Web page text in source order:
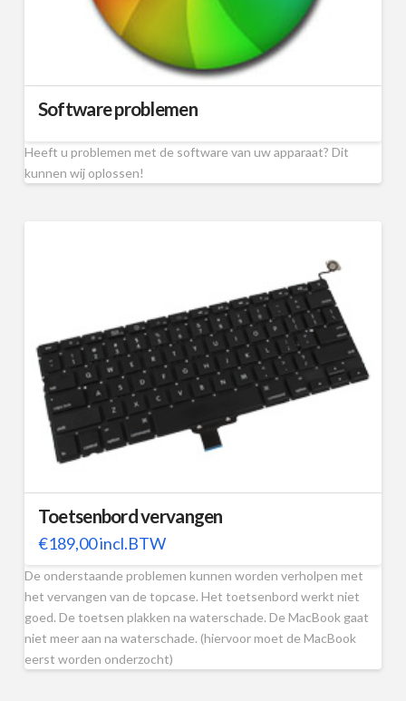
Software problemen
Heeft u problemen met de software van uw apparaat? Dit
kunnen wij oplossen!
Toetsenbord vervangen
€189,00incl.BTW
De onderstaande problemen kunnen worden verholpen met
het vervangen van de topcase. Het toetsenbord werkt niet
goed. De toetsen plakken na waterschade. De MacBook gaat
niet meer aan na waterschade. (hiervoor moet de MacBook
eerst worden onderzocht)